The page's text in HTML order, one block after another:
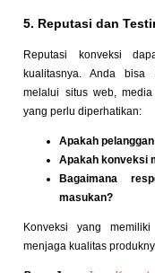
5. Reputasi dan
Reputasi konveksi
kualitasnya. Anda bisa
melalui situs web,
yang perlu diperhatikan:
Apakah
Apakah konveksi
Bagaimana
masukan?
Konveksi yang
menjaga kualitas